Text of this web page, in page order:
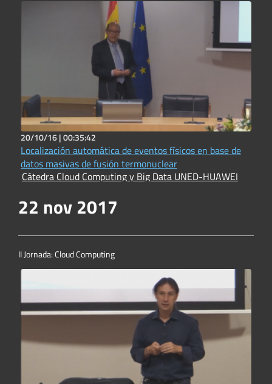
20/10/16 |00:35:42
Localización automática de eventos físicos en base de
datos masivas de fusión termonuclear
Cátedra Cloud Computing y Big Data UNED-HUAWEI
22 nov 2017
II Jornada: Cloud Computing